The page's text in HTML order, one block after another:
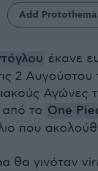
Add
έκανε
2 Αυγούστου
Αγώνες
το One
που
θα γινόταν